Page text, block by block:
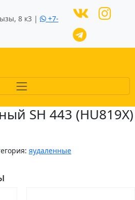
8 к3 |
+7-
SH 443 (HU819X)
яудаленные